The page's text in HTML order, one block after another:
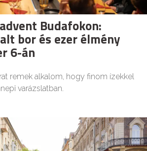
Budafokon:
bor és ezer élmény
6-án
remek alkalom, hogy finom ízekkel
varázslatban.